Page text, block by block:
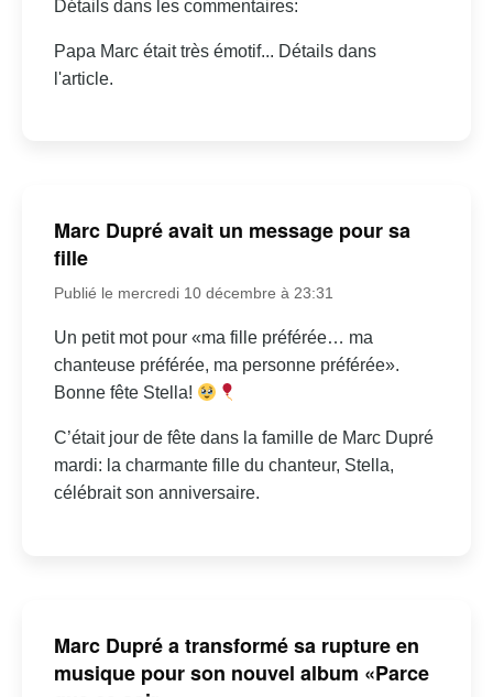
Détails dans les commentaires:
Papa Marc était très émotif... Détails dans
l'article.
Marc Dupré avait un message pour sa
fille
Publié le mercredi 10 décembre à 23:31
Un petit mot pour «ma fille préférée… ma
chanteuse préférée, ma personne préférée».
Bonne fête Stella!
C’était jour de fête dans la famille de Marc Dupré
mardi: la charmante fille du chanteur, Stella,
célébrait son anniversaire.
Marc Dupré a transformé sa rupture en
musique pour son nouvel album «Parce